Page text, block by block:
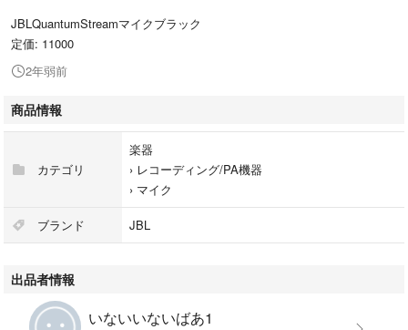
JBLQuantumStreamマイクブラック
定価: 11000
2年弱前
商品情報
カテゴリ
楽器
› レコーディング/PA機器
› マイク
ブランド JBL
出品者情報
いないいないばあ1